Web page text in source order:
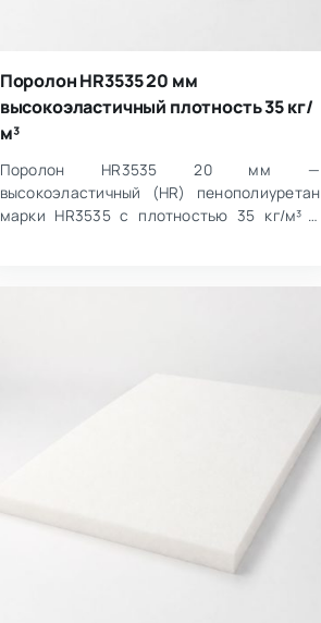
Поролон HR3535 20 мм
высокоэластичный плотность 35 кг/
м³
Поролон HR3535 20 мм —
высокоэластичный (HR) пенополиуретан
марки HR3535 с плотностью 35 кг/м³ и